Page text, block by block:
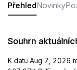
PřehledNovinky
Souhrn
K datu Aug 7, 2026